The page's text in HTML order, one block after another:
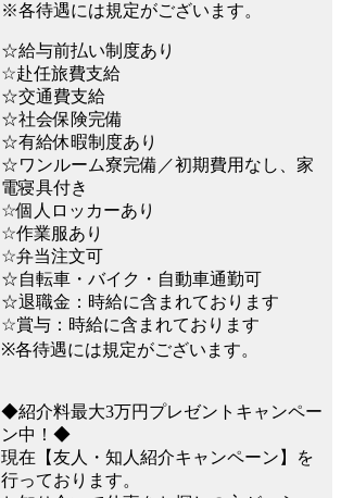
※各待遇には規定がございます。
☆給与前払い制度あり
☆赴任旅費支給
☆交通費支給
☆社会保険完備
☆有給休暇制度あり
☆ワンルーム寮完備／初期費用なし、家
電寝具付き
☆個人ロッカーあり
☆作業服あり
☆弁当注文可
☆自転車・バイク・自動車通勤可
☆退職金：時給に含まれております
☆賞与：時給に含まれております
※各待遇には規定がございます。
◆紹介料最大3万円プレゼントキャンペー
ン中！◆
現在【友人・知人紹介キャンペーン】を
行っております。